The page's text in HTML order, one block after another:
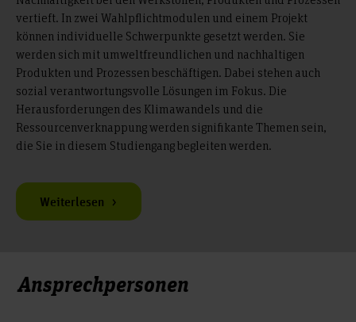
vertieft. In zwei Wahlpflichtmodulen und einem Projekt
können individuelle Schwerpunkte gesetzt werden. Sie
werden sich mit umweltfreundlichen und nachhaltigen
Produkten und Prozessen beschäftigen. Dabei stehen auch
sozial verantwortungsvolle Lösungen im Fokus. Die
Herausforderungen des Klimawandels und die
Ressourcenverknappung werden signifikante Themen sein,
die Sie in diesem Studiengang begleiten werden.
Weiterlesen
Ansprechpersonen